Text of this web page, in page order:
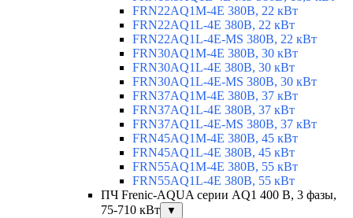
FRN22AQ1M-4E 380В, 22 кВт
FRN22AQ1L-4E 380В, 22 кВт
FRN22AQ1L-4E-MS 380В, 22 кВт
FRN30AQ1M-4E 380В, 30 кВт
FRN30AQ1L-4E 380В, 30 кВт
FRN30AQ1L-4E-MS 380В, 30 кВт
FRN37AQ1M-4E 380В, 37 кВт
FRN37AQ1L-4E 380В, 37 кВт
FRN37AQ1L-4E-MS 380В, 37 кВт
FRN45AQ1M-4E 380В, 45 кВт
FRN45AQ1L-4E 380В, 45 кВт
FRN55AQ1M-4E 380В, 55 кВт
FRN55AQ1L-4E 380В, 55 кВт
ПЧ Frenic-AQUA серии AQ1 400 В, 3 фазы,
75-710 кВт
▼